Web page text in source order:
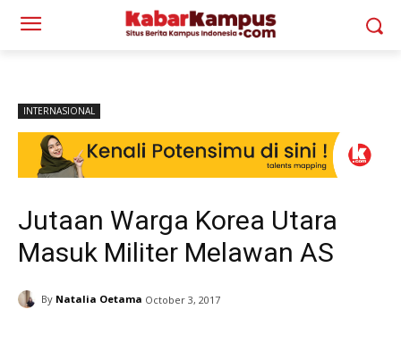
INTERNASIONAL
Jutaan Warga Korea Utara
Masuk Militer Melawan AS
By Natalia Oetama October 3, 2017